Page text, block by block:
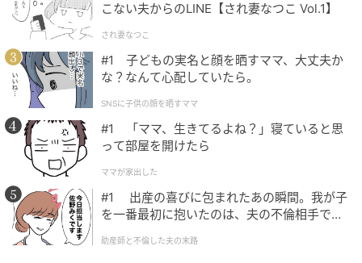
元記事で読む
次の記事
「神経質なんじゃないですか」騒音を注意し
たら逆ギレした上の階の住人。半年分の記録
が動かした結末
の記事をもっとみる
こない夫からのLINE【され妻なつこ Vol.1】
され妻なつこ
#1 子どもの実名と顔を晒すママ、大丈夫か
な？なんて心配していたら。
SNSに子供の顔を晒すママ
#1 「ママ、生きてるよね？」寝ていると思
って部屋を開けたら
ママが家出した
#1 出産の喜びに包まれたあの瞬間。我が子
を一番最初に抱いたのは、夫の不倫相手でし
助産師と不倫した夫の末路